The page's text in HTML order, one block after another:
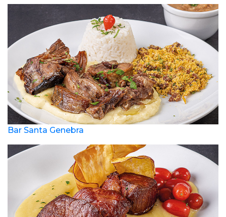
Bar Santa Genebra